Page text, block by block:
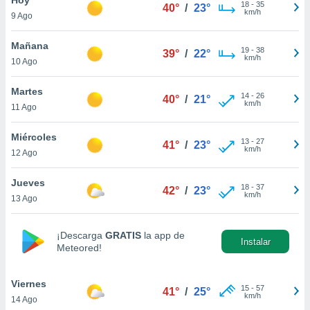
en
más
nuestra
de
aceptar
de
9 Ago
40° / 23° 18- 35
km/h
Mañana
10 Ago
39° / 22° 19- 38
km/h
Martes
11 Ago
40° / 21° 14- 26
km/h
Miércoles
12 Ago
41° / 23° 13- 27
km/h
Jueves
13 Ago
42° / 23° 18- 37
km/h
¡Descarga GRATIS la app de
Meteored!
Instalar
Viernes
14 Ago
41° / 25° 15- 57
km/h